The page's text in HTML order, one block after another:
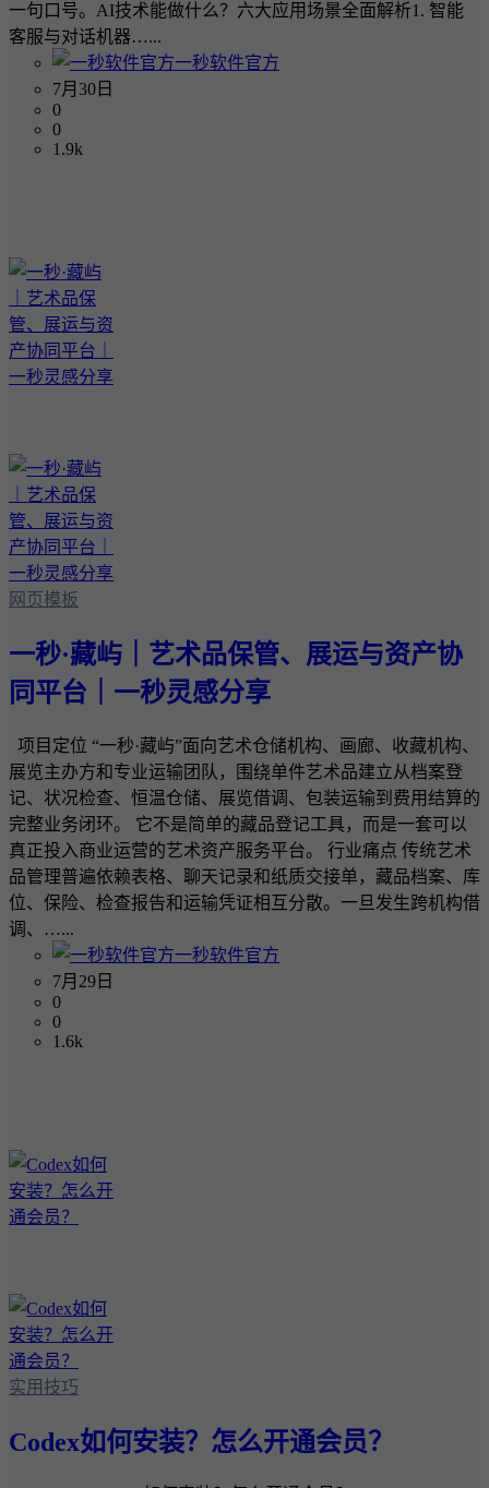
一句口号。AI技术能做什么？六大应用场景全面解析1. 智能
客服与对话机器…...
一秒软件官方
7月30日
0
0
1.9k
网页模板
一秒·藏屿｜艺术品保管、展运与资产协
同平台｜一秒灵感分享
项目定位 “一秒·藏屿”面向艺术仓储机构、画廊、收藏机构、
展览主办方和专业运输团队，围绕单件艺术品建立从档案登
记、状况检查、恒温仓储、展览借调、包装运输到费用结算的
完整业务闭环。 它不是简单的藏品登记工具，而是一套可以
真正投入商业运营的艺术资产服务平台。 行业痛点 传统艺术
品管理普遍依赖表格、聊天记录和纸质交接单，藏品档案、库
位、保险、检查报告和运输凭证相互分散。一旦发生跨机构借
调、…...
一秒软件官方
7月29日
0
0
1.6k
实用技巧
Codex如何安装？怎么开通会员？